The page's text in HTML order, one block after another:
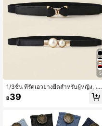
5
1/3ชิ้น ที่รัดเอวยางยืดสำหรับผู้หญิง, เข็
มขัดหนังหัวเข็มขัดมุก, สายคาดเอวยาง
ยืดแบบโบว์, เข็มขัดคาดเอวอเนกประส
จ็คเก็ต, เข็มขัดคาดเอวหัวเข็มขัดโลหะ
ผสมสำหรับผู้หญิง
฿39